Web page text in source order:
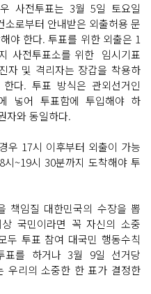
사전투표는 3월 5일 토요일
로부터 안내받은 외출허용 문
야 한다. 투표를 위한 외출은 1
사전투표소를 위한 임시기표
자 및 격리자는 장갑을 착용하
다. 투표 방식은 관외선거인
넣어 투표함에 투입해야 하
자와 동일하다.
우 17시 이후부터 외출이 가능
~19시 30분까지 도착해야 투
책임질 대한민국의 수장을 뽑
국민이라면 꼭 자신의 소중
투표 참여 대국민 행동수칙
표를 하거나 3월 9일 선거당
우리의 소중한 한 표가 결정한